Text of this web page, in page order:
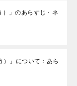
）」のあらすじ・ネ
）」について：あら